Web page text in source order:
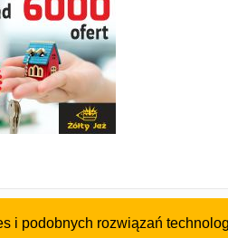
i podobnych rozwiązań
Cennik